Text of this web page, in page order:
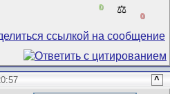
0 ⚖️
0
^